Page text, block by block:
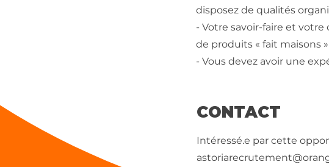
disposez de qualités
- Votre savoir-faire et
de produits « fait maisons
- Vous devez avoir une
CONTACT
Intéressé.e par cette